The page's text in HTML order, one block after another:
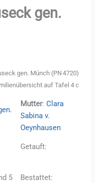
gen.
gen. Münch (PN4720)
auf Tafel 4 c
Mutter: Clara
Sabina v.
Oeynhausen
Getauft:
5
Bestattet: